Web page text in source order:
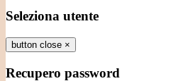
Seleziona utente
button close ×
Recupero password